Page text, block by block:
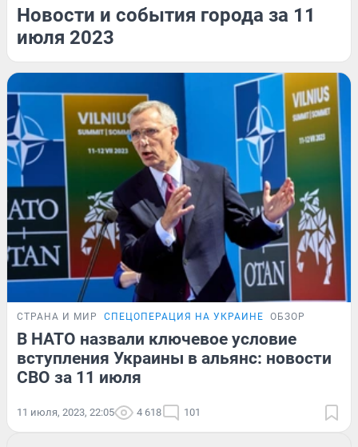
Новости и события города за 11
июля 2023
СТРАНА И МИР СПЕЦОПЕРАЦИЯ НА УКРАИНЕ ОБЗОР
В НАТО назвали ключевое условие
вступления Украины в альянс: новости
СВО за 11 июля
11 июля, 2023, 22:05 4 618 101